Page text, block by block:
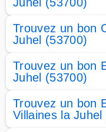
Trouvez un bon
Juhel (53700)
Trouvez un bon
Juhel (53700)
Trouvez un bon
Villaines la Juhel